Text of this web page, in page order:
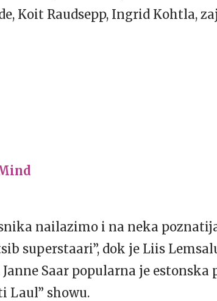
Koit Raudsepp, Ingrid Kohtla,
nailazimo i na neka
superstaari”, dok je Liis
Saar popularna je estonska
Laul” showu.